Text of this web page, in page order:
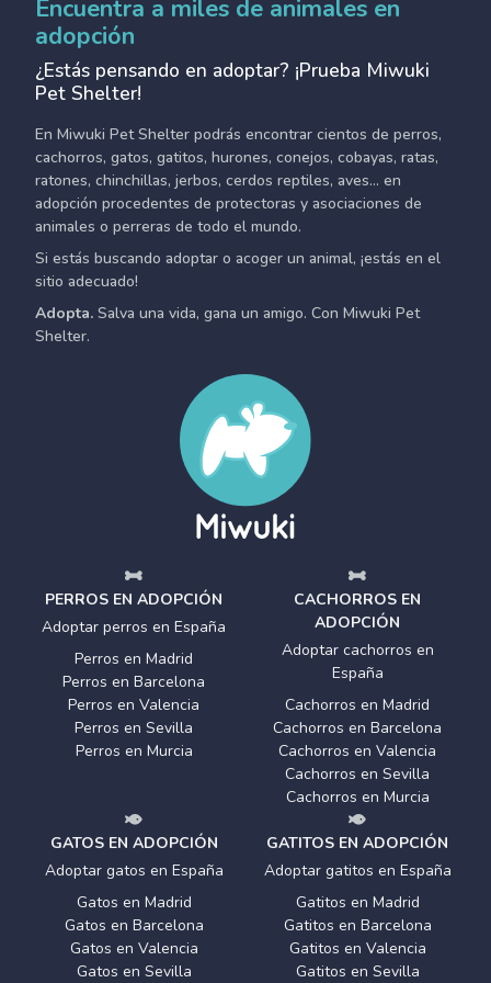
Encuentra a miles de animales en
adopción
¿Estás pensando en adoptar? ¡Prueba Miwuki
Pet Shelter!
En Miwuki Pet Shelter podrás encontrar cientos de perros,
cachorros, gatos, gatitos, hurones, conejos, cobayas, ratas,
ratones, chinchillas, jerbos, cerdos reptiles, aves... en
adopción procedentes de protectoras y asociaciones de
animales o perreras de todo el mundo.
Si estás buscando adoptar o acoger un animal, ¡estás en el
sitio adecuado!
Adopta. Salva una vida, gana un amigo. Con Miwuki Pet
Shelter.
PERROS EN ADOPCIÓN
Adoptar perros en España
Perros en Madrid
Perros en Barcelona
Perros en Valencia
Perros en Sevilla
Perros en Murcia
CACHORROS EN
ADOPCIÓN
Adoptar cachorros en
España
Cachorros en Madrid
Cachorros en Barcelona
Cachorros en Valencia
Cachorros en Sevilla
Cachorros en Murcia
GATOS EN ADOPCIÓN
Adoptar gatos en España
Gatos en Madrid
Gatos en Barcelona
Gatos en Valencia
Gatos en Sevilla
GATITOS EN ADOPCIÓN
Adoptar gatitos en España
Gatitos en Madrid
Gatitos en Barcelona
Gatitos en Valencia
Gatitos en Sevilla